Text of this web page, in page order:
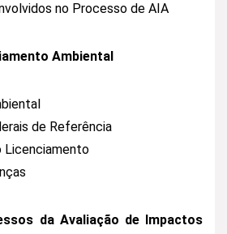
no Processo de AIA
Ambiental
de Referência
Licenciamento
da Avaliação de Impactos